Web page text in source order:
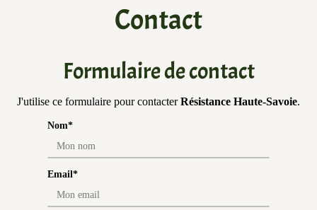
Contact
Formulaire de contact
J'utilise ce formulaire pour contacterRésistance Haute-Savoie.
Nom
Email